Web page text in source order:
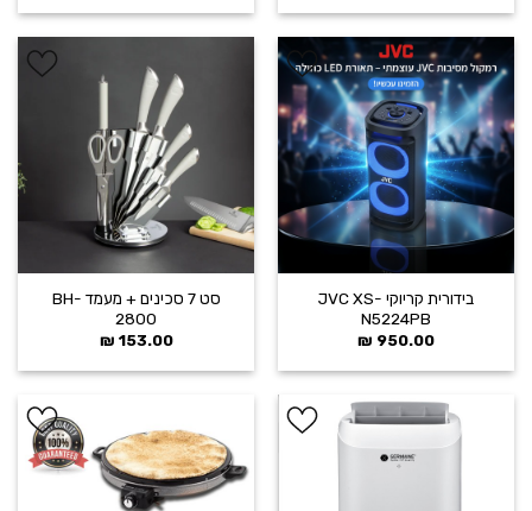
הוסף ל
WISHLIST
בידורית קריוקי JVC XS-
N5224PB
950.00
₪
WISHLIST
סט 7 סכינים + מעמד BH-
2800
153.00
₪